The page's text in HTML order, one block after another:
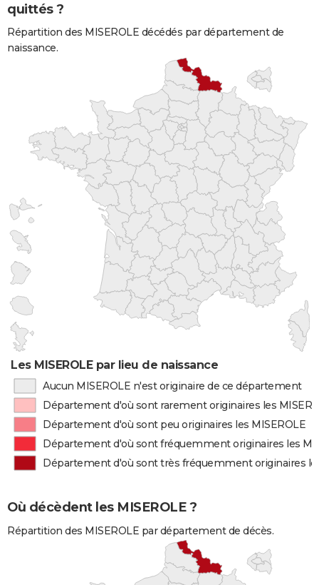
quittés ?
Répartition des MISEROLE décédés par département de
naissance.
Les MISEROLE par lieu de naissance
Aucun MISEROLE n'est originaire de ce département
Département d'où sont rarement originaires les
Département d'où sont peu originaires les MISEROLE
Département d'où sont fréquemment originaires les
Département d'où sont très fréquemment originaires
Où décèdent les MISEROLE ?
Répartition des MISEROLE par département de décès.